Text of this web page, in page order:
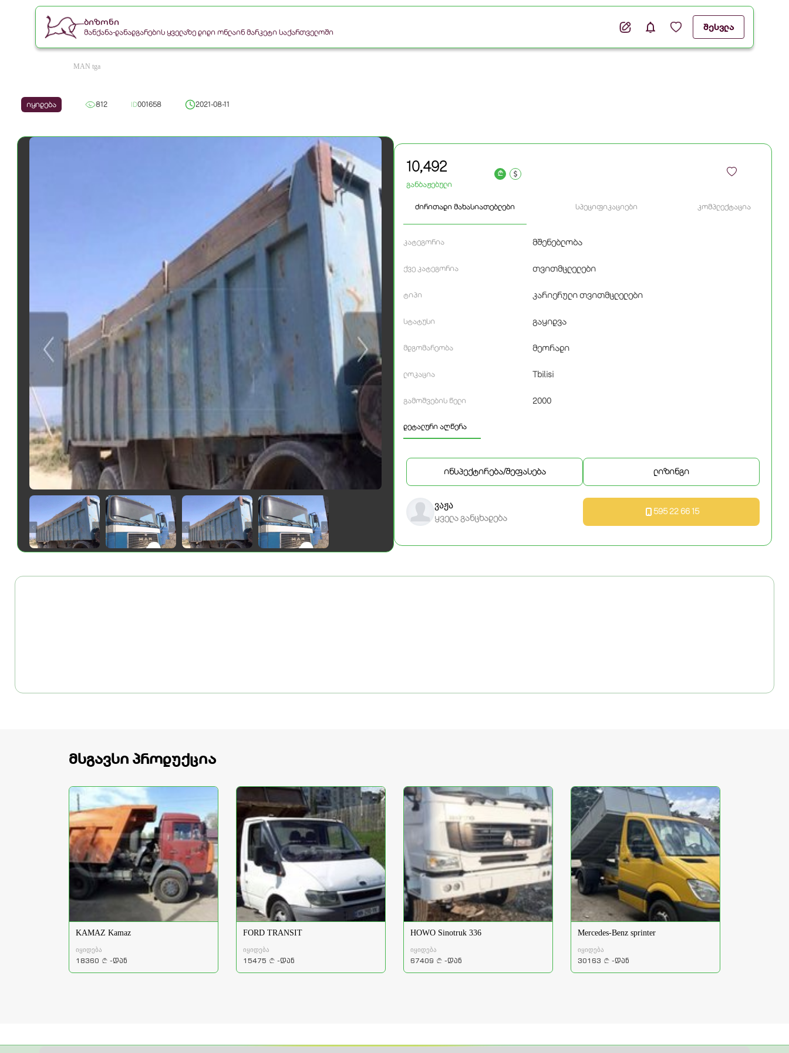
ბიზონი
მანქანა-დანადგარების ყველაზე დიდი ონლაინ მარკეტი საქართველოში
შესვლა
MAN tga
იყიდება 812 ID001658 2021-08-11
10,492
განბაჟებული
a
ძირითადი მახასიათებლები სპეციფიკაციები კომპლექტაცია
კატეგორია მშენებლობა
ქვე კატეგორია თვითმცლელები
ტიპი კარიერული თვითმცლელები
სტატუსი გაყიდვა
მდგომარეობა მეორადი
ლოკაცია Tbilisi
გამოშვების წელი 2000
დეტალური აღწერა
ინსპექტირება/შეფასება ლიზინგი
ვაჟა
ყველა განცხადება
595 22 66 15
მსგავსი პროდუქცია
KAMAZ Kamaz
იყიდება
18360 a -დან
FORD TRANSIT
იყიდება
15475 a -დან
HOWO Sinotruk 336
იყიდება
67409 a -დან
Mercedes-Benz sprinter
იყიდება
30163 a -დან